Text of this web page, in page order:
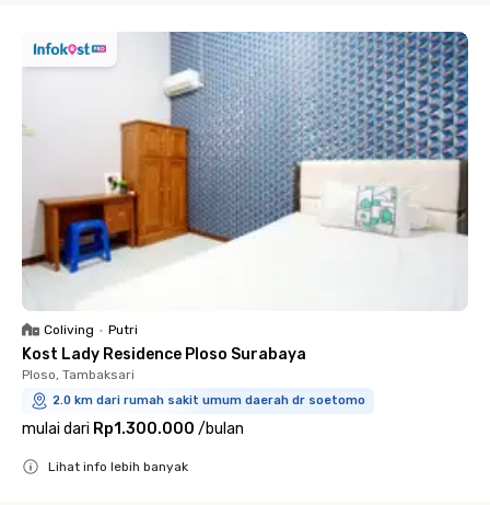
Coliving • Putri
Kost Lady Residence Ploso Surabaya
Ploso, Tambaksari
2.0 km dari rumah sakit umum daerah dr soetomo
mulai dari Rp1.300.000 /bulan
Lihat info lebih banyak